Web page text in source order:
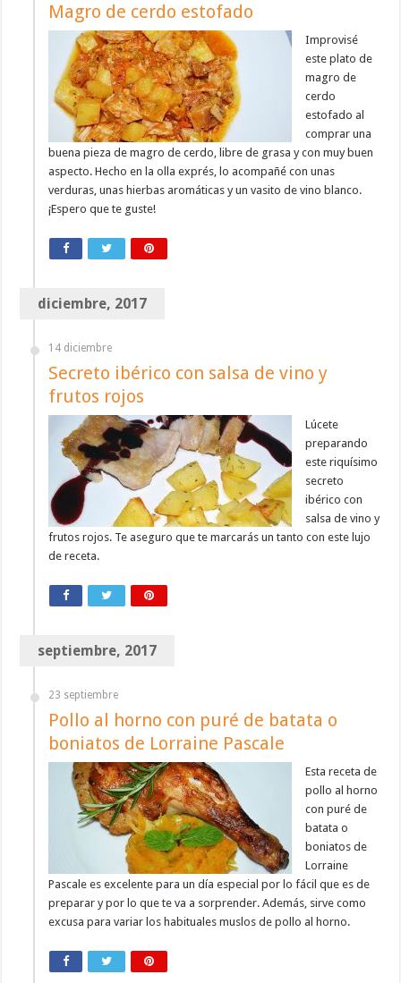
Magro de cerdo estofado
Improvisé
este plato de
magro de
cerdo
estofado al
comprar una
buena pieza de magro de cerdo, libre de grasa y con muy buen
aspecto. Hecho en la olla exprés, lo acompañé con unas
verduras, unas hierbas aromáticas y un vasito de vino blanco.
¡Espero que te guste!
diciembre, 2017
14 diciembre
Secreto ibérico con salsa de vino y
frutos rojos
Lúcete
preparando
este riquísimo
secreto
ibérico con
salsa de vino y
frutos rojos. Te aseguro que te marcarás un tanto con este lujo
de receta.
septiembre, 2017
23 septiembre
Pollo al horno con puré de batata o
boniatos de Lorraine Pascale
Esta receta de
pollo al horno
con puré de
batata o
boniatos de
Lorraine
Pascale es excelente para un día especial por lo fácil que es de
preparar y por lo que te va a sorprender. Además, sirve como
excusa para variar los habituales muslos de pollo al horno.